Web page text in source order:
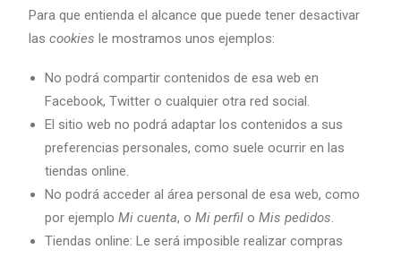
Para que entienda el alcance que puede tener desactivar
las cookies le mostramos unos ejemplos:
No podrá compartir contenidos de esa web en
Facebook, Twitter o cualquier otra red social.
El sitio web no podrá adaptar los contenidos a sus
preferencias personales, como suele ocurrir en las
tiendas online.
No podrá acceder al área personal de esa web, como
por ejemplo Mi cuenta, o Mi perfil o Mis pedidos.
Tiendas online: Le será imposible realizar compras